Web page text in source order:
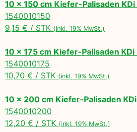
10 x 150 cm Kiefer-Palisaden KDi
1540010150
9,15 € / STK (inkl. 19% MwSt.)
10 x 175 cm Kiefer-Palisaden KDi
1540010175
10,70 € / STK (inkl. 19% MwSt.)
10 x 200 cm Kiefer-Palisaden KDi
1540010200
12,20 € / STK (inkl. 19% MwSt.)